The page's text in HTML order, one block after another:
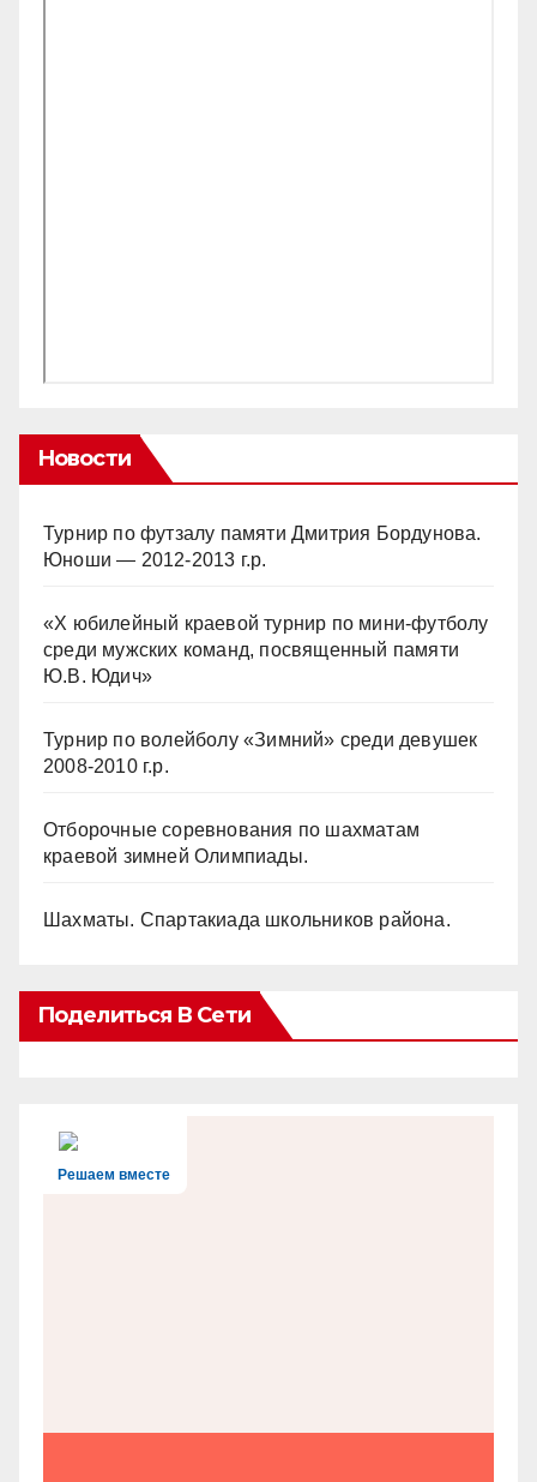
Новости
Турнир по футзалу памяти Дмитрия Бордунова.
Юноши — 2012-2013 г.р.
«Х юбилейный краевой турнир по мини-футболу
среди мужских команд, посвященный памяти
Ю.В. Юдич»
Турнир по волейболу «Зимний» среди девушек
2008-2010 г.р.
Отборочные соревнования по шахматам
краевой зимней Олимпиады.
Шахматы. Спартакиада школьников района.
Поделиться В Сети
Решаем вместе